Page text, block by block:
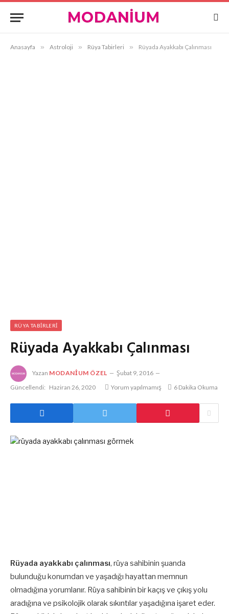
Anasayfa » Astroloji » Rüya Tabirleri » Rüyada Ayakkabı Çalınması
RÜYA TABIRLERI
Rüyada Ayakkabı Çalınması
Yazan MODANIUM ÖZEL
Şubat 9, 2016
Güncellendi: Haziran 26, 2020 Yorum yapılmamış 6 Dakika Okuma
Rüyada ayakkabı çalınması, rüya sahibinin şuanda
bulunduğu konumdan ve yaşadığı hayattan memnun
olmadığına yorumlanır. Rüya sahibinin bir kaçış ve çıkış yolu
aradığına ve psikolojik olarak sıkıntılar yaşadığına işaret eder.